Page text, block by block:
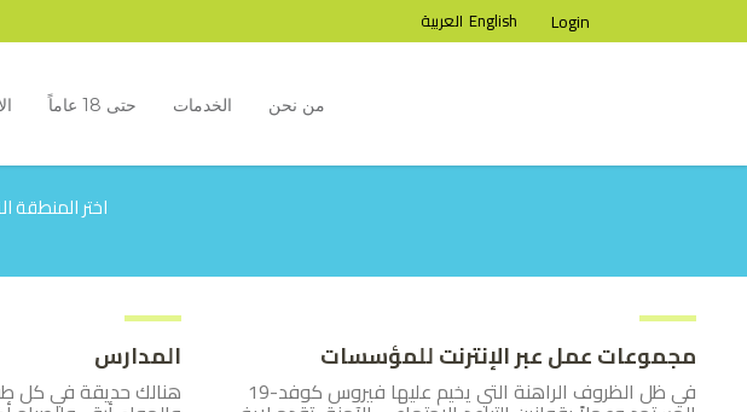
Login
English العربية
من نحن الخدمات حتى 18 عاماً
اختر المنطقة
مجموعات عمل عبر الإنترنت للمؤسسات
في ظل الظروف الراهنة التي يخيم عليها فيروس كوفد-19
المدارس
هنالك حديقة في كل